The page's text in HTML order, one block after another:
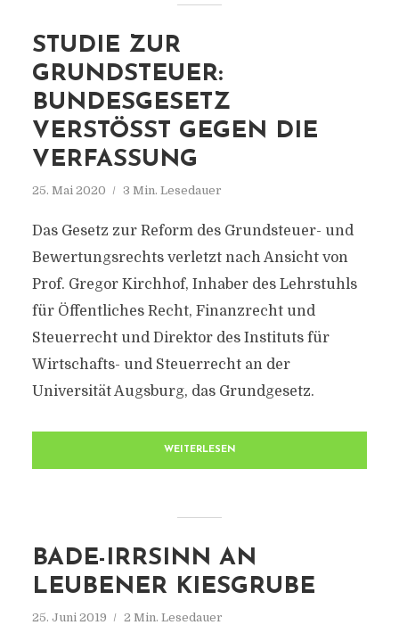
STUDIE ZUR
GRUNDSTEUER:
BUNDESGESETZ
VERSTÖSST GEGEN DIE V
ERFASSUNG
25. Mai 2020 3 Min. Lesedauer
Das Gesetz zur Reform des Grundsteuer- und
Bewertungsrechts verletzt nach Ansicht von
Prof. Gregor Kirchhof, Inhaber des Lehrstuhls
für Öffentliches Recht, Finanzrecht und
Steuerrecht und Direktor des Instituts für
Wirtschafts- und Steuerrecht an der
Universität Augsburg, das Grundgesetz.
WEITERLESEN
BADE-IRRSINN AN
LEUBENER KIESGRUBE
25. Juni 2019 2 Min. Lesedauer